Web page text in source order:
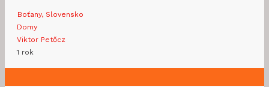
Boťany, Slovensko
Domy
Viktor Petőcz
1 rok